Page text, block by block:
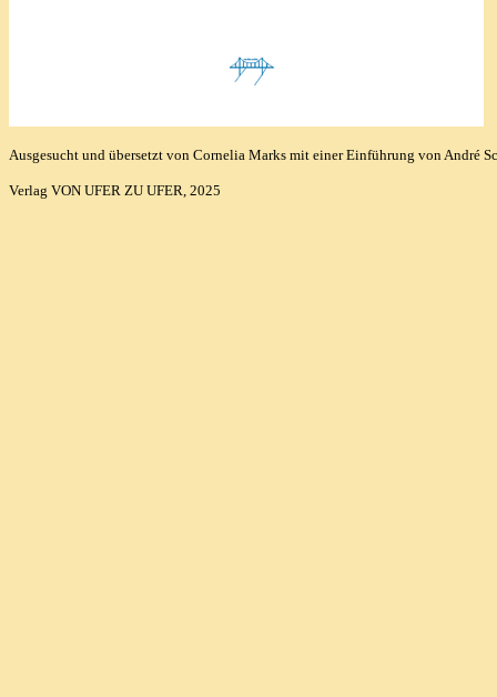
Ausgesucht und übersetzt von Cornelia Marks mit einer Einführung von André
Verlag VON UFER ZU UFER, 2025